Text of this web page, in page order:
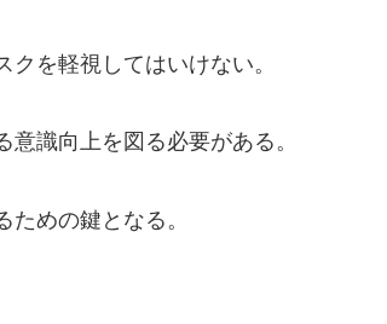
を軽視してはいけない。
識向上を図る必要がある。
めの鍵となる。